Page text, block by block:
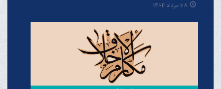
28 مرداد 1404